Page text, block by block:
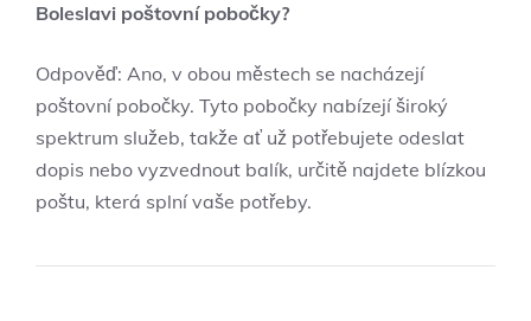
Boleslavi poštovní pobočky?
Odpověď: Ano, v obou městech se nacházejí
poštovní pobočky. Tyto pobočky nabízejí široký
spektrum služeb, takže ať už potřebujete odeslat
dopis nebo vyzvednout balík, určitě najdete blízkou
poštu, která splní vaše potřeby.